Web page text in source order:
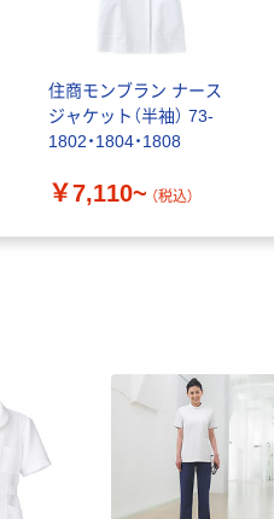
住商モンブラン ナース
ジャケット（半袖） 73-
1802・1804・1808
￥7,110~ （税込）